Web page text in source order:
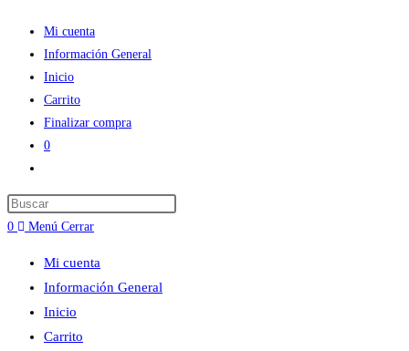
Mi cuenta
Información General
Inicio
Carrito
Finalizar compra
0
de
la
web
0 Menú Cerrar
Mi cuenta
Información General
Inicio
Carrito